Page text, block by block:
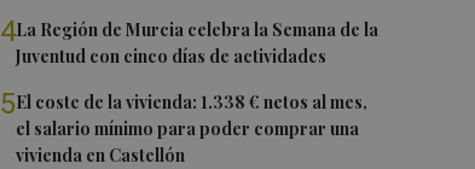
4La Región de Murcia celebra la Semana de la
Juventud con cinco días de actividades
5El coste de la vivienda: 1.338 € netos al mes,
el salario mínimo para poder comprar una
vivienda en Castellón